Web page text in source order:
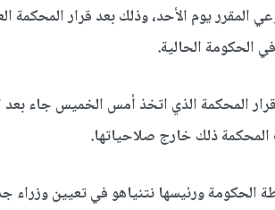
يوم الأحد، وذلك بعد قرار المحكمة
المحكمة الذي اتخذ أمس الخميس جاء بعد
ذلك خارج صلاحياتها.
الحكومة ورئيسها نتنياهو في تعيين